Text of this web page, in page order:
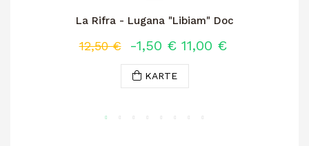
La Rifra - Lugana "Libiam" Doc
12,50 € -1,50 € 11,00 €
KARTE